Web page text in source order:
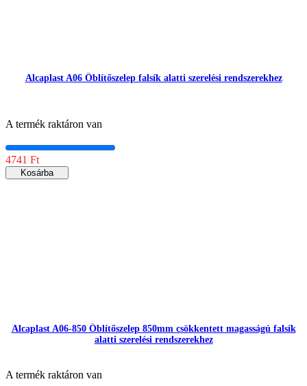
Alcaplast A06 Öblítőszelep falsík alatti szerelési rendszerekhez
A termék raktáron van
4741 Ft
Kosárba
Alcaplast A06-850 Öblítőszelep 850mm csökkentett magasságú falsík
alatti szerelési rendszerekhez
A termék raktáron van